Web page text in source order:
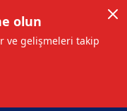
olun
ve gelişmeleri takip